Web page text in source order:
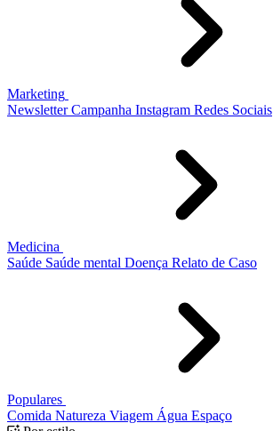
Marketing
Newsletter Campanha Instagram Redes Sociais
Medicina
Saúde Saúde mental Doença Relato de Caso
Populares
Comida Natureza Viagem Água Espaço